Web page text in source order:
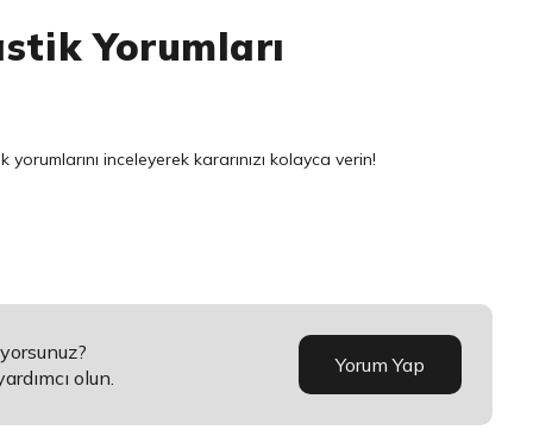
Yorumları
inceleyerek kararınızı kolayca verin!
olun.
Yorum Yap